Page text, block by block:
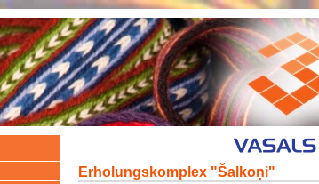
Erholungskomplex "Šalkoņi"